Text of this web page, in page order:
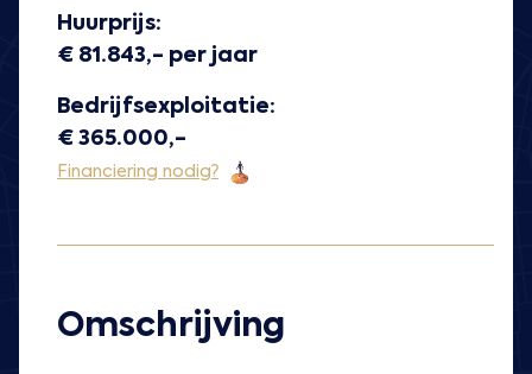
Huurprijs:
€ 81.843,- per jaar
Bedrijfsexploitatie:
€ 365.000,-
Financiering nodig?
Omschrijving